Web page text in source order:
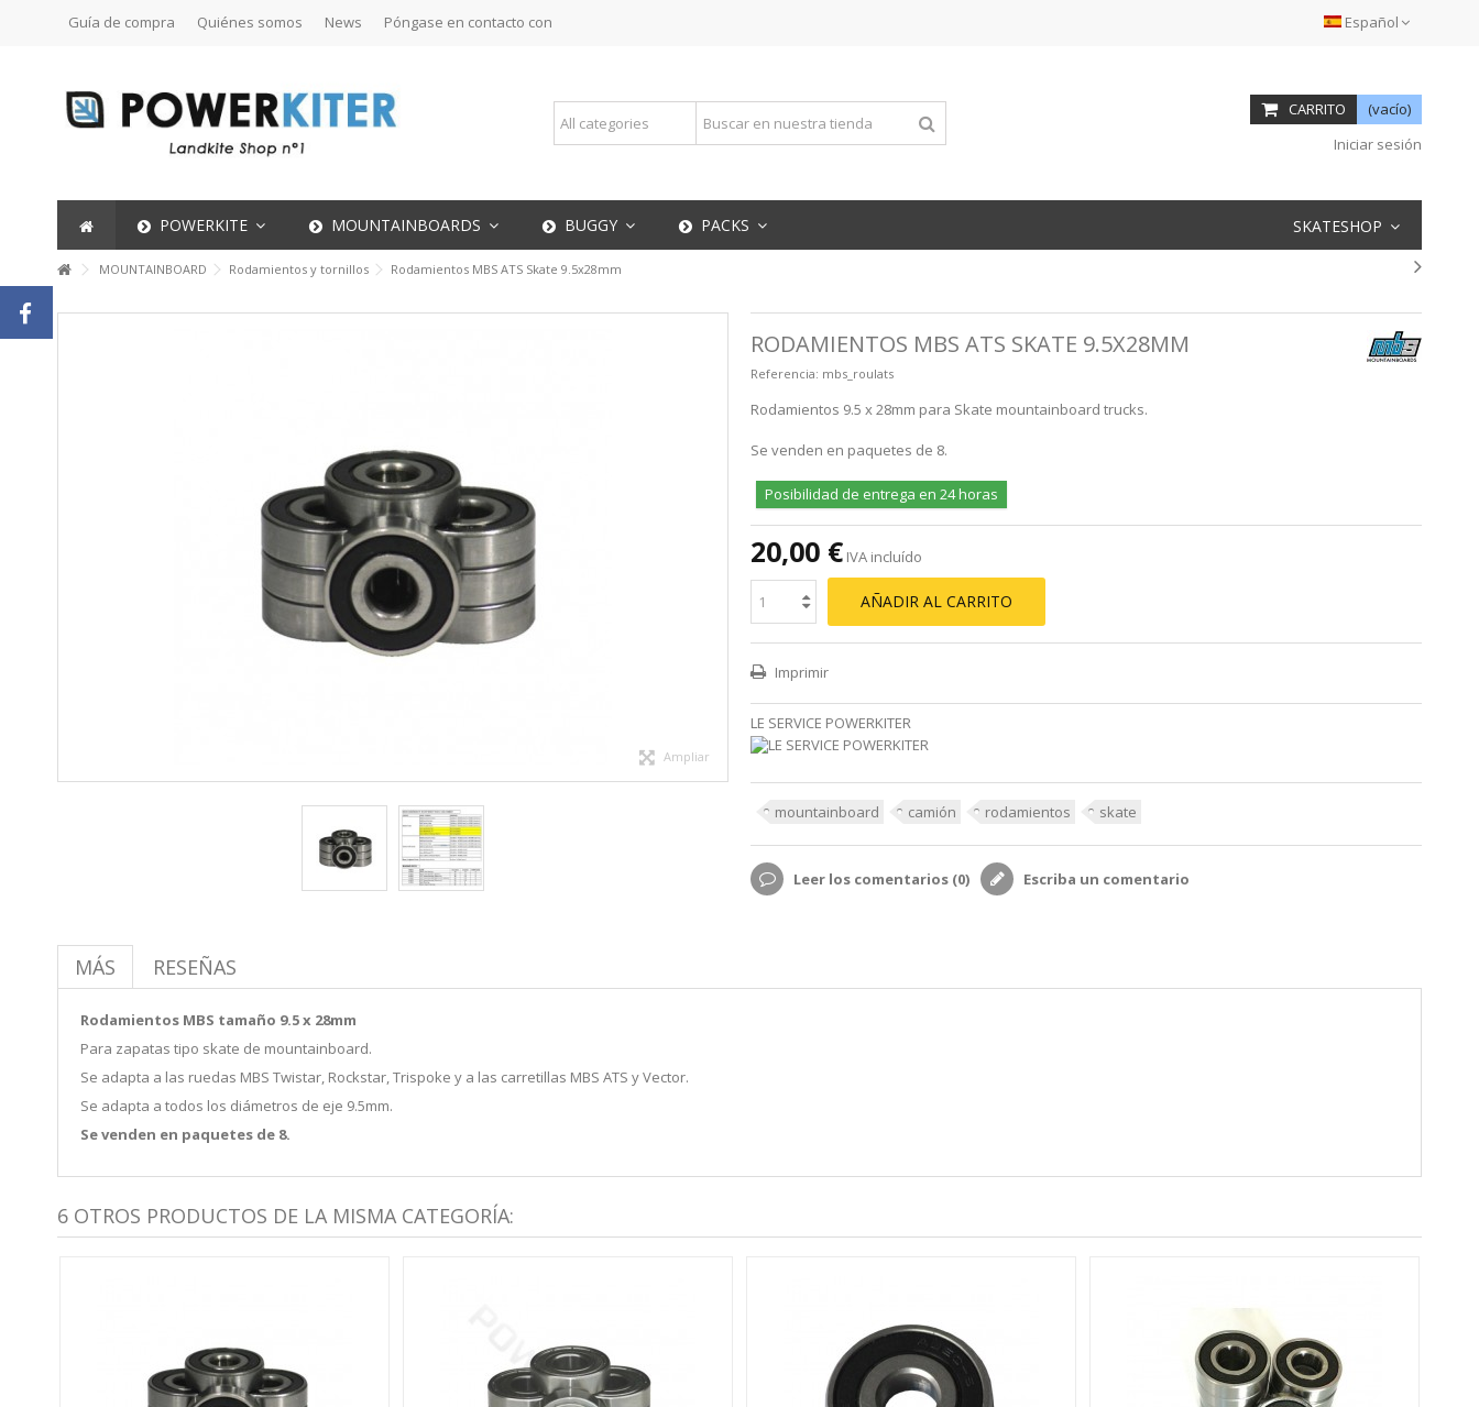
Español
Guía de compra Quiénes somos News Póngase en contacto con
CARRITO
(vacío)
Iniciar sesión
POWERKITE MOUNTAINBOARDS BUGGY PACKS SKATESHOP
MOUNTAINBOARD Rodamientos y tornillos Rodamientos MBS ATS Skate 9.5x28mm
Ampliar
RODAMIENTOS MBS ATS SKATE 9.5X28MM
Referencia: mbs_roulats
Rodamientos 9.5 x 28mm para Skate mountainboard trucks.
Se venden en paquetes de 8.
Posibilidad de entrega en 24 horas
20,00 € IVA incluído
AÑADIR AL CARRITO
Imprimir
LE SERVICE POWERKITER
mountainboard camión rodamientos skate
Leer los comentarios (0) Escriba un comentario
MÁS RESEÑAS
Rodamientos MBS tamaño 9.5 x 28mm
Para zapatas tipo skate de mountainboard.
Se adapta a las ruedas MBS Twistar, Rockstar, Trispoke y a las carretillas MBS ATS y Vector.
Se adapta a todos los diámetros de eje 9.5mm.
Se venden en paquetes de 8.
6 OTROS PRODUCTOS DE LA MISMA CATEGORÍA: